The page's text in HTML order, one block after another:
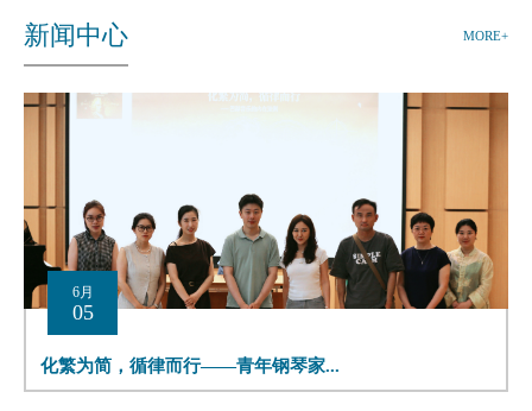
新闻中心 MORE+
6月
05
化繁为简，循律而行——青年钢琴家...